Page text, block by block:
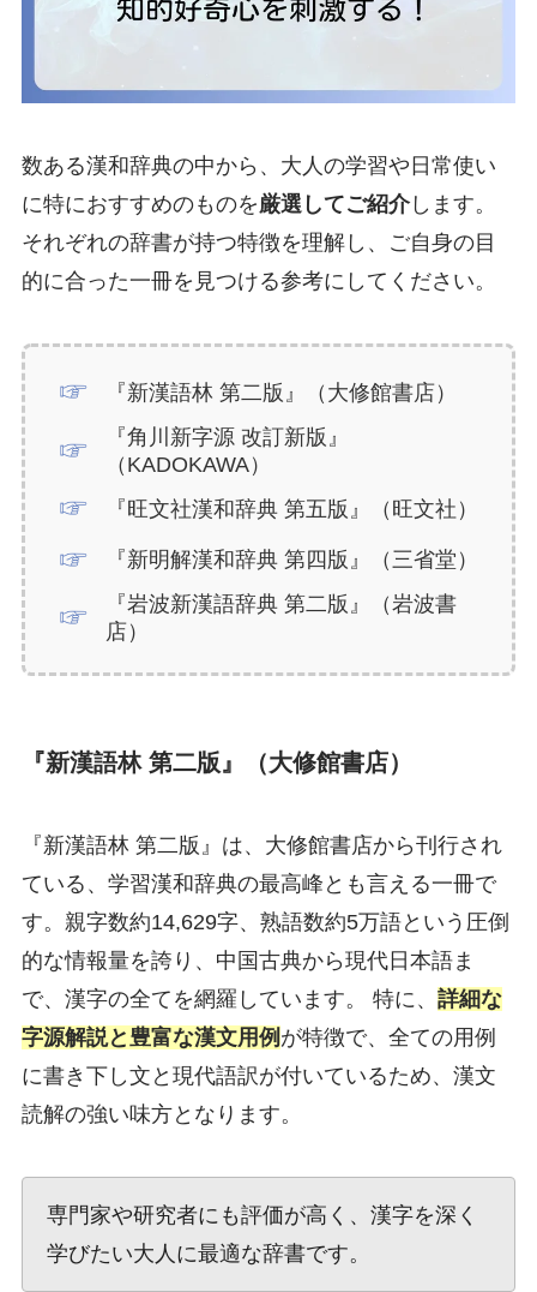
数ある漢和辞典の中から、大人の学習や日常使い
に特におすすめのものを厳選してご紹介します。
それぞれの辞書が持つ特徴を理解し、ご自身の目
的に合った一冊を見つける参考にしてください。
『新漢語林 第二版』（大修館書店）
『角川新字源 改訂新版』
（KADOKAWA）
『旺文社漢和辞典 第五版』（旺文社）
『新明解漢和辞典 第四版』（三省堂）
『岩波新漢語辞典 第二版』（岩波書
店）
『新漢語林 第二版』（大修館書店）
『新漢語林 第二版』は、大修館書店から刊行され
ている、学習漢和辞典の最高峰とも言える一冊で
す。親字数約14,629字、熟語数約5万語という圧倒
的な情報量を誇り、中国古典から現代日本語ま
で、漢字の全てを網羅しています。 特に、 詳細な
字源解説と豊富な漢文用例 が特徴で、全ての用例
に書き下し文と現代語訳が付いているため、漢文
読解の強い味方となります。
専門家や研究者にも評価が高く、漢字を深く
学びたい大人に最適な辞書です。